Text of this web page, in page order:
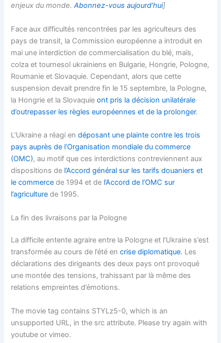
enjeux du monde.Abonnez-vous aujourd’hui]
Face aux difficultés rencontrées par les agriculteurs des
pays de transit, la Commission européenne a introduit en
mai une interdiction de commercialisation du blé, maïs,
colza et tournesol ukrainiens en Bulgarie, Hongrie, Pologne,
Roumanie et Slovaquie. Cependant, alors que cette
suspension devait prendre fin le 15 septembre, la Pologne,
la Hongrie et la Slovaquieont pris la décision unilatérale
d’outrepasser les règles européennes et de la prolonger.
L’Ukraine a réagi endéposant une plainte contre les trois
pays auprès de l’Organisation mondiale du commerce
(OMC), au motif que ces interdictions contreviennent aux
dispositions de l’Accord général sur les tarifs douaniers et
le commerce de 1994 et de l’Accord de l’OMC sur
l’agriculture de 1995.
La fin des livraisons par la Pologne
La difficile entente agraire entre la Pologne et l’Ukraine s’est
transformée au cours de l’été encrise diplomatique. Les
déclarations des dirigeants des deux pays ont provoqué
une montée des tensions, trahissant par là même des
relations empreintes d’émotions.
The movie tag contains STYLz5-0, which is an
unsupported URL, in the src attribute. Please try again with
youtube or vimeo.